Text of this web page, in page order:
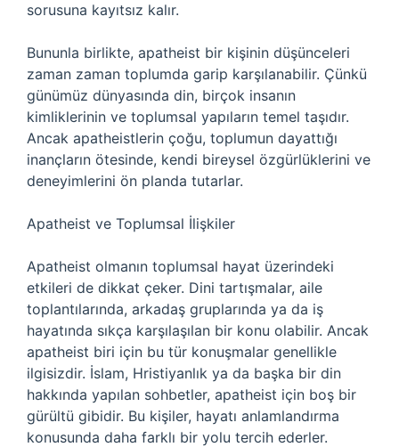
sorusuna kayıtsız kalır.
Bununla birlikte, apatheist bir kişinin düşünceleri
zaman zaman toplumda garip karşılanabilir. Çünkü
günümüz dünyasında din, birçok insanın
kimliklerinin ve toplumsal yapıların temel taşıdır.
Ancak apatheistlerin çoğu, toplumun dayattığı
inançların ötesinde, kendi bireysel özgürlüklerini ve
deneyimlerini ön planda tutarlar.
Apatheist ve Toplumsal İlişkiler
Apatheist olmanın toplumsal hayat üzerindeki
etkileri de dikkat çeker. Dini tartışmalar, aile
toplantılarında, arkadaş gruplarında ya da iş
hayatında sıkça karşılaşılan bir konu olabilir. Ancak
apatheist biri için bu tür konuşmalar genellikle
ilgisizdir. İslam, Hristiyanlık ya da başka bir din
hakkında yapılan sohbetler, apatheist için boş bir
gürültü gibidir. Bu kişiler, hayatı anlamlandırma
konusunda daha farklı bir yolu tercih ederler.